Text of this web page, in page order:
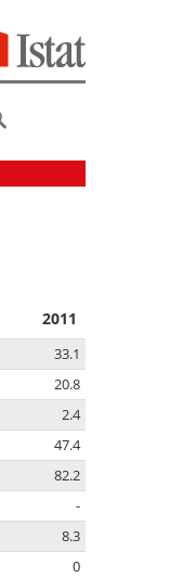
2011
33.1
20.8
2.4
47.4
82.2
-
8.3
0